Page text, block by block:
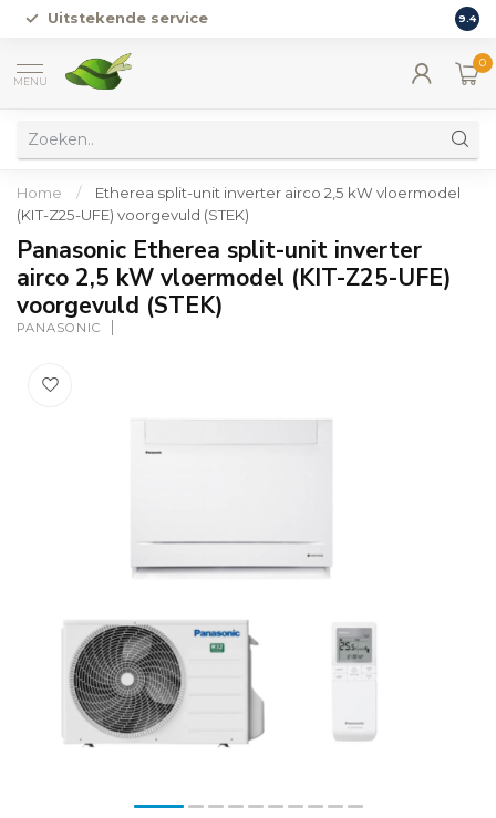
Uitstekende service 9.4
MENU
0
Home /
Etherea split-unit inverter airco 2,5 kW vloermodel
(KIT-Z25-UFE) voorgevuld (STEK)
Panasonic Etherea split-unit inverter
airco 2,5 kW vloermodel (KIT-Z25-UFE)
voorgevuld (STEK)
PANASONIC